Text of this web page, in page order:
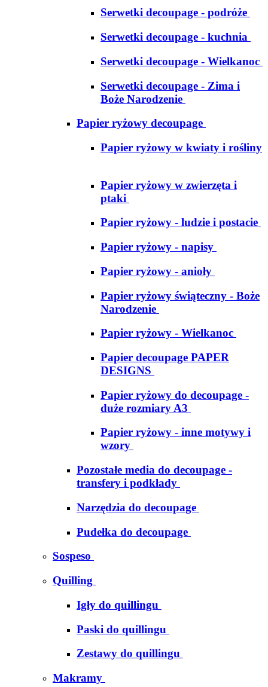
Serwetki decoupage - podróże
Serwetki decoupage - kuchnia
Serwetki decoupage - Wielkanoc
Serwetki decoupage - Zima i
Boże Narodzenie
Papier ryżowy decoupage
Papier ryżowy w kwiaty i rośliny
Papier ryżowy w zwierzęta i
ptaki
Papier ryżowy - ludzie i postacie
Papier ryżowy - napisy
Papier ryżowy - anioły
Papier ryżowy świąteczny - Boże
Narodzenie
Papier ryżowy - Wielkanoc
Papier decoupage PAPER
DESIGNS
Papier ryżowy do decoupage -
duże rozmiary A3
Papier ryżowy - inne motywy i
wzory
Pozostałe media do decoupage -
transfery i podkłady
Narzędzia do decoupage
Pudełka do decoupage
Sospeso
Quilling
Igły do quillingu
Paski do quillingu
Zestawy do quillingu
Makramy